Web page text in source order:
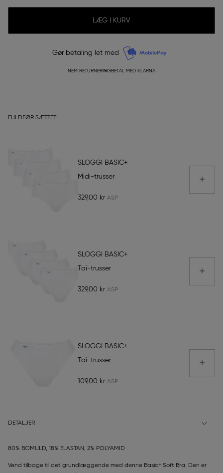
LÆG I KURV
Gør betaling let med
NEM RETURNERINGBETAL MED KLARNA
FULDFØR SÆTTET
SLOGGI BASIC+
Midi-trusser
329,00 kr
SLOGGI BASIC+
Tai-trusser
329,00 kr
SLOGGI BASIC+
Tai-trusser
109,00 kr
DETALJER
80% BOMULD, 18% ELASTAN, 2% POLYAMID
Vend tilbage til det grundlæggende med denne Basic+ Soft Bra. Den er